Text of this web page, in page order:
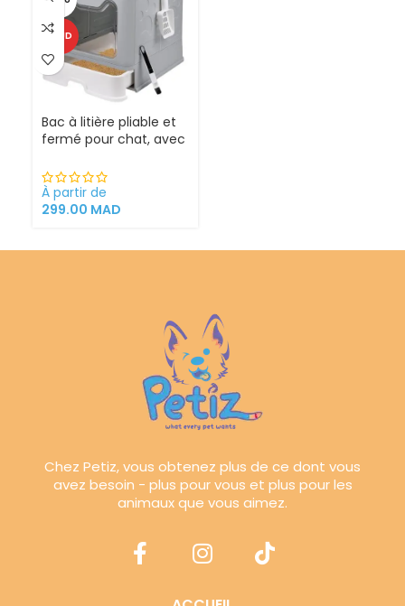
CHAUD
Bac à litière pliable et
fermé pour chat, avec
À partir de
299.00 MAD
Chez Petiz, vous obtenez plus de ce dont vous
avez besoin - plus pour vous et plus pour les
animaux que vous aimez.